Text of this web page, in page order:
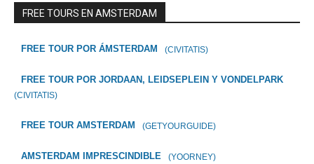
FREE TOURS EN AMSTERDAM
FREE TOUR POR ÁMSTERDAM (CIVITATIS)
FREE TOUR POR JORDAAN, LEIDSEPLEIN Y VONDELPARK
(CIVITATIS)
FREE TOUR AMSTERDAM (GETYOURGUIDE)
AMSTERDAM IMPRESCINDIBLE (YOORNEY)